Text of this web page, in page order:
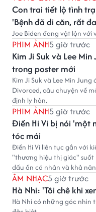
Con trai tiết lộ tình
'Bệnh đã di căn, rất
Joe Biden đang vật lộn với
PHIM ẢNH5 giờ trước
Kim Ji Suk và Lee
trong poster mới
Kim Ji Suk và Lee Min
Divorced, câu chuyện về
định ly hôn.
PHIM ẢNH5 giờ trước
Điền Hi Vi bị nói 'một
tóc mái
Điền Hi Vi liên tục gắn với
"thương hiệu thị giác"
dấu ấn cá nhân và khả
ÂM NHẠC5 giờ trước
Hà Nhi: 'Tôi chê khi
Hà Nhi có những góc